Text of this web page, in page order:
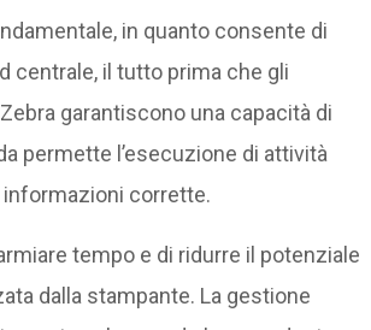
in quanto consente di
centrale, il tutto prima che gli
garantiscono una capacità di
permette l’esecuzione di attività
corrette.
tempo e di ridurre il potenziale
dalla stampante. La gestione